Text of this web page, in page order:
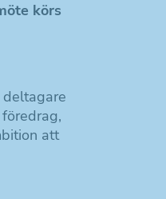
körs
att